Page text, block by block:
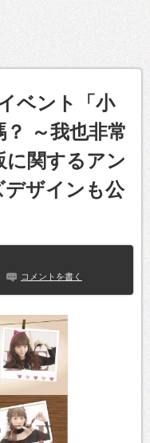
ベント「小
～我也非常
に関するアン
ザインも公
コメントを書く